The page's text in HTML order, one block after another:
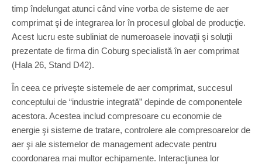
timp îndelungat atunci când vine vorba de sisteme de aer
comprimat şi de integrarea lor în procesul global de producţie.
Acest lucru este subliniat de numeroasele inovaţii şi soluţii
prezentate de firma din Coburg specialistă în aer comprimat
(Hala 26, Stand D42).
În ceea ce priveşte sistemele de aer comprimat, succesul
conceptului de “industrie integrată” depinde de componentele
acestora. Acestea includ compresoare cu economie de
energie şi sisteme de tratare, controlere ale compresoarelor de
aer şi ale sistemelor de management adecvate pentru
coordonarea mai multor echipamente. Interacţiunea lor